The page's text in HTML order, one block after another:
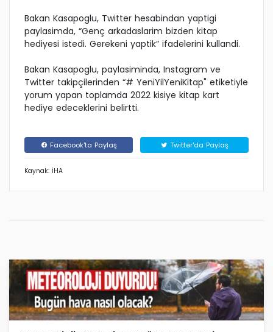
Bakan Kasapoglu, Twitter hesabindan yaptigi
paylasimda, “Genç arkadaslarim bizden kitap
hediyesi istedi. Gerekeni yaptik” ifadelerini kullandi.
Bakan Kasapoglu, paylasiminda, Instagram ve
Twitter takipçilerinden “# YeniYilYeniKitap" etiketiyle
yorum yapan toplamda 2022 kisiye kitap kart
hediye edeceklerini belirtti.
Facebook'ta Paylaş Twitter'da Paylaş
Kaynak: İHA